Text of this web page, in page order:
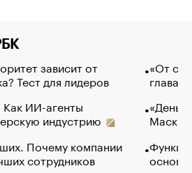
зависит от
Тест для лидеров
ИИ-агенты
индустрию
Почему компании
сотрудников
«От
глава
Маск в
основ